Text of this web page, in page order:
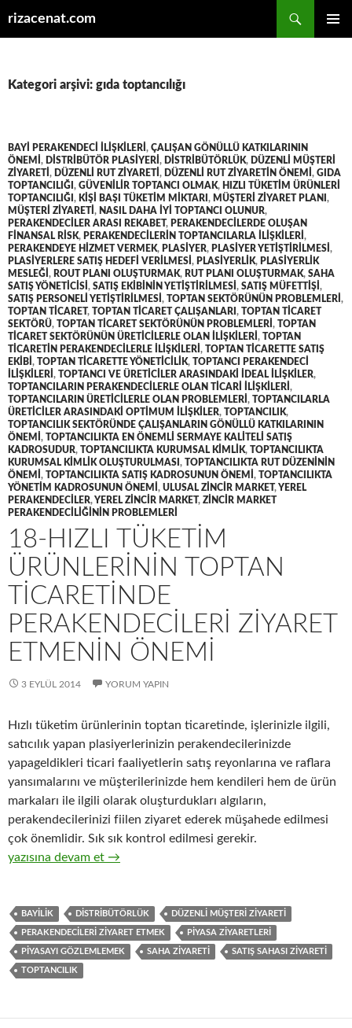
rizacenat.com
Kategori arşivi: gıda toptancılığı
BAYI PERAKENDECI ILIŞKILERI , ÇALIŞAN GÖNÜLLÜ KATKILARININ
ÖNEMI , DISTRIBÜTÖR PLASIYERI , DISTRIBÜTÖRLÜK, DÜZENLI MÜŞTERI
ZIYARETI , DÜZENLI RUT ZIYARETI , DÜZENLI RUT ZIYARETIN ÖNEMI , GIDA
TOPTANCILIĞI , GÜVENILIR TOPTANCI OLMAK, HIZLI TÜKETIM ÜRÜNLERI
TOPTANCILIĞI , KIŞI BAŞI TÜKETIM MIKTARI , MÜŞTERI ZIYARET PLANI ,
MÜŞTERI ZIYARETI , NASIL DAHA IYI TOPTANCI OLUNUR,
PERAKENDECILER ARASI REKABET, PERAKENDECILERDE OLUŞAN
FINANSAL RISK, PERAKENDECILERIN TOPTANCILARLA ILIŞKILERI ,
PERAKENDEYE HIZMET VERMEK, PLASIYER, PLASIYER YETIŞTIRILMESI ,
PLASIYERLERE SATIŞ HEDEFI VERILMESI , PLASIYERLIK, PLASIYERLIK
MESLEĞI , ROUT PLANI OLUŞTURMAK, RUT PLANI OLUŞTURMAK, SAHA
SATIŞ YÖNETICISI , SATIŞ EKIBININ YETIŞTIRILMESI , SATIŞ MÜFETTIŞI ,
SATIŞ PERSONELI YETIŞTIRILMESI , TOPTAN SEKTÖRÜNÜN PROBLEMLERI ,
TOPTAN TICARET, TOPTAN TICARET ÇALIŞANLARI , TOPTAN TICARET
SEKTÖRÜ, TOPTAN TICARET SEKTÖRÜNÜN PROBLEMLERI , TOPTAN
TICARET SEKTÖRÜNÜN ÜRETICILERLE OLAN ILIŞKILERI , TOPTAN
TICARETIN PERAKENDECILERLE ILIŞKILERI , TOPTAN TICARETTE SATIŞ
EKIBI , TOPTAN TICARETTE YÖNETICILIK, TOPTANCI PERAKENDECI
ILIŞKILERI , TOPTANCI VE ÜRETICILER ARASINDAKI IDEAL ILIŞKILER,
TOPTANCILARIN PERAKENDECILERLE OLAN TICARI ILIŞKILERI ,
TOPTANCILARIN ÜRETICILERLE OLAN PROBLEMLERI , TOPTANCILARLA
ÜRETICILER ARASINDAKI OPTIMUM ILIŞKILER, TOPTANCILIK,
TOPTANCILIK SEKTÖRÜNDE ÇALIŞANLARIN GÖNÜLLÜ KATKILARININ
ÖNEMI , TOPTANCILIKTA EN ÖNEMLI SERMAYE KALITELI SATIŞ
KADROSUDUR, TOPTANCILIKTA KURUMSAL KIMLIK, TOPTANCILIKTA
KURUMSAL KIMLIK OLUŞTURULMASI , TOPTANCILIKTA RUT DÜZENININ
ÖNEMI , TOPTANCILIKTA SATIŞ KADROSUNUN ÖNEMI , TOPTANCILIKTA
YÖNETIM KADROSUNUN ÖNEMI , ULUSAL ZINCIR MARKET,YEREL
PERAKENDECILER,YEREL ZINCIR MARKET, ZINCIR MARKET
PERAKENDECILIĞININ PROBLEMLERI
18-HIZLI TÜKETIM
ÜRÜNLERININ TOPTAN
TICARETINDE
PERAKENDECILERI ZIYARET
ETMENIN ÖNEMI
3 EYLÜL 2014 YORUM YAPIN
Hızlı tüketim ürünlerinin toptan ticaretinde, işlerinizle ilgili,
satıcılık yapan plasiyerlerinizin perakendecilerinizde
yapageldikleri ticari faaliyetlerin satış reyonlarına ve raflara
yansımalarını ve müşterilerinizde hem kendileri hem de ürün
markaları ile ilgili olarak oluşturdukları algıların,
perakendecilerinizi fiilen ziyaret ederek müşahede edilmesi
çok önemlidir. Sık sık kontrol edilmesi gerekir.
18-Hızlı tüketim ürünlerinin toptan ticaretinde
yazısına devam et →
BAYILIK DISTRIBÜTÖRLÜK DÜZENLI MÜŞTERI ZIYARETI
PERAKENDECILERI ZIYARET ETMEK PIYASA ZIYARETLERI
PIYASAYI GÖZLEMLEMEK SAHA ZIYARETI SATIŞ SAHASI ZIYARETI
TOPTANCILIK